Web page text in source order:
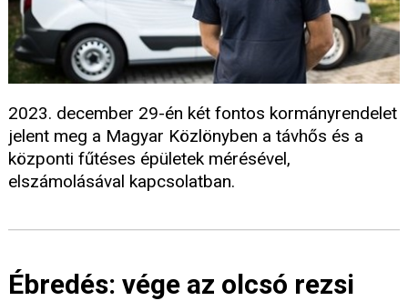
2023. december 29-én két fontos kormányrendelet
jelent meg a Magyar Közlönyben a távhős és a
központi fűtéses épületek mérésével,
elszámolásával kapcsolatban.
Ébredés: vége az olcsó rezsi